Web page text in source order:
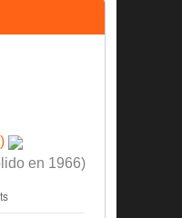
en 1966)